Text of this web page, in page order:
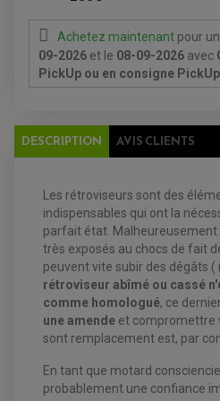
ANTIPARASITE NGK
BOUGIE NGK
FILTRE A AIR
FILTRE A HUILE
FILTRE ET ACCESSOIRE ESSENCE
OUTILLAGE
EQUIPEMENT
ACCESSOIRES ELECTRIQUE
BOITIER CDI QUAD ET SSV
CHARGEUR DE BATTERIE QUAD
COMPTEUR QUAD / SSV
DÉMARREUR
ECLAIRAGE LED / HALOGÈNE
STATOR ET REDRESSEUR /
Achetez maintenant pour
09-2026 et le 08-09-2026 avec
PickUp ou en consigne
DESCRIPTION AVIS CLIENTS
Les rétroviseurs sont des
indispensables qui ont la
parfait état. Malheureusement
très exposés au chocs de fait
peuvent vite subir des dégâts (
rétroviseur abîmé ou cassé
comme homologué, ce
une amende et compromettre
sont remplacement est, par
En tant que motard
probablement une confiance